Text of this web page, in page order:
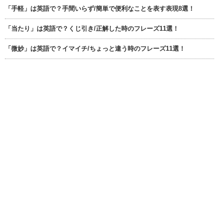
「手軽」は英語で？手間いらず/簡単で便利なことを表す表現8選！
「当たり」は英語で？くじ引き/正解した時のフレーズ11選！
「微妙」は英語で？イマイチ/ちょっと違う時のフレーズ11選！